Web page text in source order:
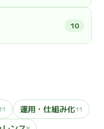
10
運用・仕組み化11